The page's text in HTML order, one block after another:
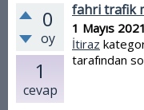
0
oy
1
cevap
fahri trafik
1 Mayıs 2021
İtiraz
tarafından